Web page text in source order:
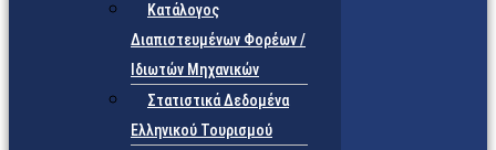
Κατάλογος
Διαπιστευμένων Φορέων /
Ιδιωτών Μηχανικών
Στατιστικά Δεδομένα
Ελληνικού Τουρισμού